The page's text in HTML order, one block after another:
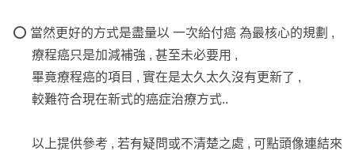
.
💎具備「#核保人員」及「#理賠人員」證照
(通常要到保險公司應徵核保/理賠才會考這兩張證照。)
可以更精確協助保戶與保險公司核保科/理賠科溝通，為保
處理過新生兒黃疸、腦室擴大、三尖瓣逆流、泌尿道感染、
⭕️ 當然更好的方式是盡量以 一次給付癌 為最核心的規劃 ,
療程癌只是加減補強 , 甚至未必要用 ,
畢竟療程癌的項目 , 實在是太久太久沒有更新了 ,
較難符合現在新式的癌症治療方式..
以上提供參考 , 若有疑問或不清楚之處 , 可點頭像連結來